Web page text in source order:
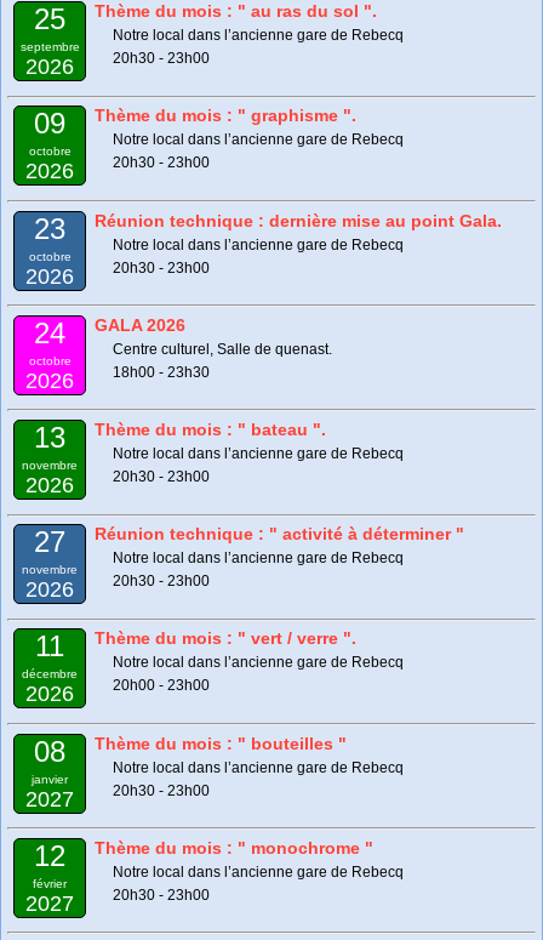
25
septembre
2026
Thème du mois : " au ras du sol ".
Notre local dans l’ancienne gare de Rebecq
20h30 - 23h00
09
octobre
2026
Thème du mois : " graphisme ".
Notre local dans l’ancienne gare de Rebecq
20h30 - 23h00
23
octobre
2026
Réunion technique : dernière mise au point Gala.
Notre local dans l’ancienne gare de Rebecq
20h30 - 23h00
24
octobre
2026
GALA 2026
Centre culturel, Salle de quenast.
18h00 - 23h30
13
novembre
2026
Thème du mois : " bateau ".
Notre local dans l’ancienne gare de Rebecq
20h30 - 23h00
27
novembre
2026
Réunion technique : " activité à déterminer "
Notre local dans l’ancienne gare de Rebecq
20h30 - 23h00
11
décembre
2026
Thème du mois : " vert / verre ".
Notre local dans l’ancienne gare de Rebecq
20h00 - 23h00
08
janvier
2027
Thème du mois : " bouteilles "
Notre local dans l’ancienne gare de Rebecq
20h30 - 23h00
12
février
2027
Thème du mois : " monochrome "
Notre local dans l’ancienne gare de Rebecq
20h30 - 23h00